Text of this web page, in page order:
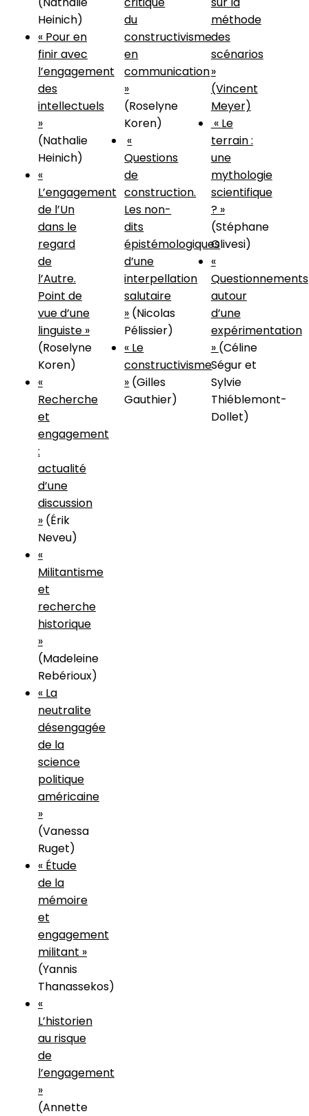
Heinich)
« Pour en
finir avec
l’engagement
des
intellectuels
»
(Nathalie
Heinich)
«
L’engagement
de l’Un
dans le
regard
de
l’Autre.
Point de
vue d’une
linguiste »
(Roselyne
Koren)
«
Recherche
et
engagement
:
actualité
d’une
discussion
» (Érik
Neveu)
«
Militantisme
et
recherche
historique
»
(Madeleine
Rebérioux)
« La
neutralite
désengagée
de la
science
politique
américaine
»
(Vanessa
Ruget)
« Étude
de la
mémoire
et
engagement
militant »
(Yannis
Thanassekos)
«
L’historien
au risque
de
l’engagement
»
(Annette
du
constructivisme
en
communication
»
(Roselyne
Koren)
«
Questions
de
construction.
Les non-
dits
épistémologiques
d’une
interpellation
salutaire
» (Nicolas
Pélissier)
« Le
constructivisme
» (Gilles
Gauthier)
méthode
des
scénarios
»
(Vincent
Meyer)
« Le
terrain :
une
mythologie
scientifique
? »
(Stéphane
Olivesi)
«
Questionnements
autour
d’une
expérimentation
» (Céline
Ségur et
Sylvie
Thiéblemont-
Dollet)